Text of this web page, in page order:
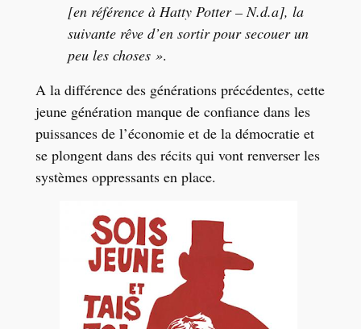
[en référence à Hatty Potter – N.d.a], la
suivante rêve d’en sortir pour secouer un
peu les choses ».
A la différence des générations précédentes, cette
jeune génération manque de confiance dans les
puissances de l’économie et de la démocratie et
se plongent dans des récits qui vont renverser les
systèmes oppressants en place.